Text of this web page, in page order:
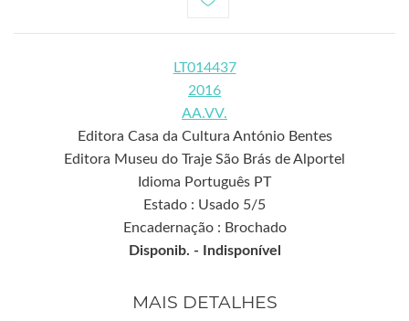
LT014437
2016
AA.VV.
Editora Casa da Cultura António Bentes
Editora Museu do Traje São Brás de Alportel
Idioma Português PT
Estado : Usado 5/5
Encadernação : Brochado
Disponib. -
Indisponível
MAIS DETALHES